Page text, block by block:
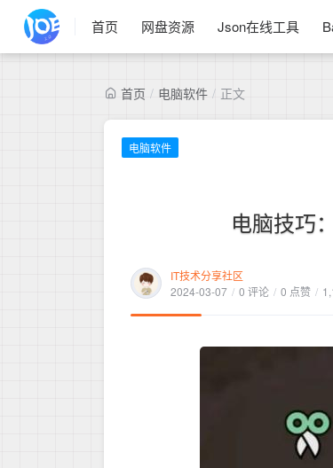
首页 网盘资源 Json在线工具
首页 / 电脑软件 / 正文
电脑软件
电脑技巧
IT技术分享社区
2024-03-07 / 0 评论 / 0 点赞 /